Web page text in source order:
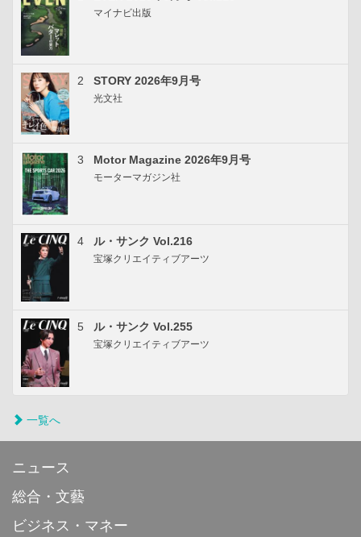
マイナビ出版
2 STORY 2026年9月号
光文社
3 Motor Magazine 2026年9月号
モーターマガジン社
4 ル・サンク Vol.216
宝塚クリエイティブアーツ
5 ル・サンク Vol.255
宝塚クリエイティブアーツ
一覧へ
ニュース
総合・文藝
ビジネス・マネー